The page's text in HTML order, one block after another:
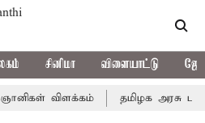
சினிமா விளையாட்டு
விளக்கம் தமிழக அரசு